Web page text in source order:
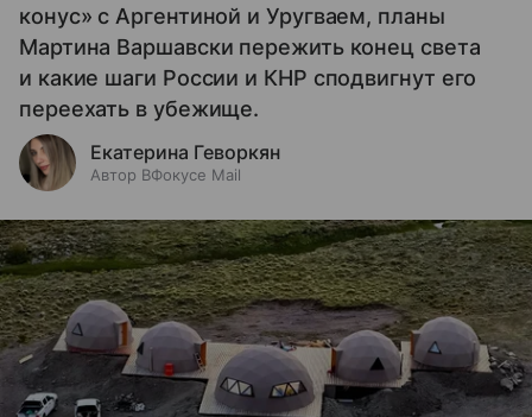
конус» с Аргентиной и Уругваем, планы
Мартина Варшавски пережить конец света
и какие шаги России и КНР сподвигнут его
переехать в убежище.
Екатерина Геворкян
Автор ВФокусе Mail